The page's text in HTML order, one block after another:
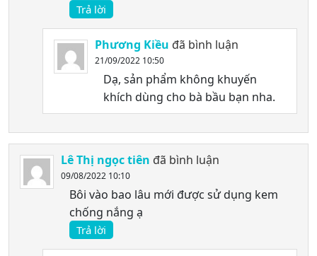
Trả lời
Phương Kiều đã bình luận
21/09/2022 10:50
Dạ, sản phẩm không khuyến
khích dùng cho bà bầu bạn nha.
Lê Thị ngọc tiên đã bình luận
09/08/2022 10:10
Bôi vào bao lâu mới được sử dụng kem
chống nắng ạ
Trả lời